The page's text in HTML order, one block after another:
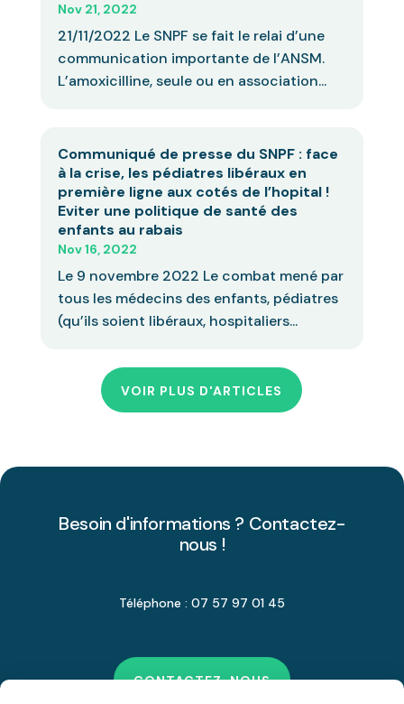
Nov 21, 2022
21/11/2022 Le SNPF se fait le relai d’une
communication importante de l’ANSM.
L’amoxicilline, seule ou en association...
Communiqué de presse du SNPF : face
à la crise, les pédiatres libéraux en
première ligne aux cotés de l’hopital !
Eviter une politique de santé des
enfants au rabais
Nov 16, 2022
Le 9 novembre 2022 Le combat mené par
tous les médecins des enfants, pédiatres
(qu’ils soient libéraux, hospitaliers...
VOIR PLUS D'ARTICLES
Besoin d'informations ? Contactez-
nous !
Téléphone : 07 57 97 01 45
CONTACTEZ-NOUS